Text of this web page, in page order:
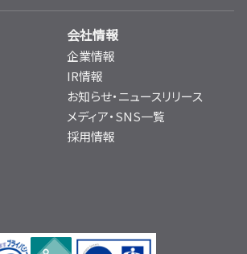
会社情報
企業情報
IR情報
お知らせ・ニュースリリース
メディア・SNS一覧
採用情報